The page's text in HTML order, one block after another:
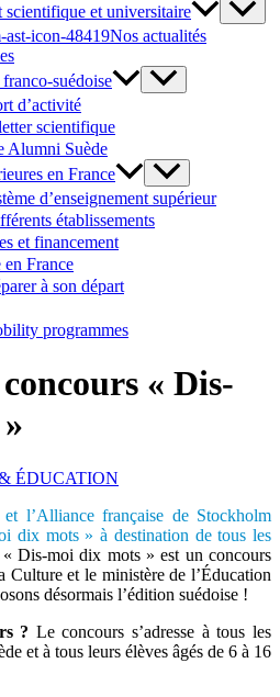
scientifique et universitaire
Nos actualités
suédoise
d’activité
scientifique
Alumni Suède
en France
d’enseignement supérieur
établissements
et financement
France
à son départ
programmes
« Dis-
ÉDUCATION
l’Alliance française de Stockholm
dix mots » à destination de tous les
« Dis-moi dix mots » est un concours
Culture et le ministère de l’Éducation
désormais l’édition suédoise !
? Le concours s’adresse à tous les
et à tous leurs élèves âgés de 6 à 16